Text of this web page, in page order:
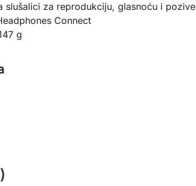
slušalici za reprodukciju, glasnoću i pozive
Connect
g